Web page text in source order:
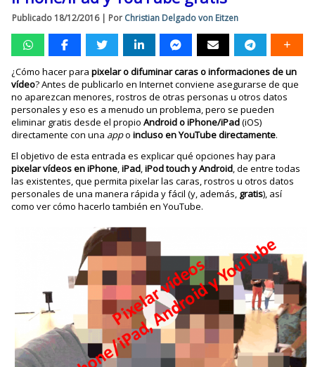
Publicado 18/12/2016| Por Christian Delgado von Eitzen
¿Cómo hacer parapixelar o difuminar caras o informaciones de un
vídeo? Antes de publicarlo en Internet conviene asegurarse de que
no aparezcan menores, rostros de otras personas u otros datos
personales y eso es a menudo un problema, pero se pueden
eliminar gratis desde el propioAndroid o iPhone/iPad(iOS)
directamente con una appoincluso en YouTube directamente.
El objetivo de esta entrada es explicar qué opciones hay para
pixelar vídeos eniPhone,iPad,iPodtouch yAndroid, de entre todas
las existentes, que permita pixelar las caras, rostros u otros datos
personales de una manera rápida y fácil (y, además, gratis), así
como ver cómo hacerlo también en YouTube.